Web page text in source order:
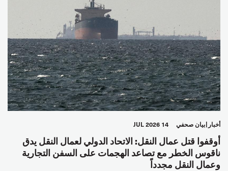
أخبار بيان صحفي 14 JUL 2026
أوقفوا قتل عمال النقل: الاتحاد الدولي لعمال النقل يدق
ناقوس الخطر مع تصاعد الهجمات على السفن التجارية
وعمال النقل مجدداً